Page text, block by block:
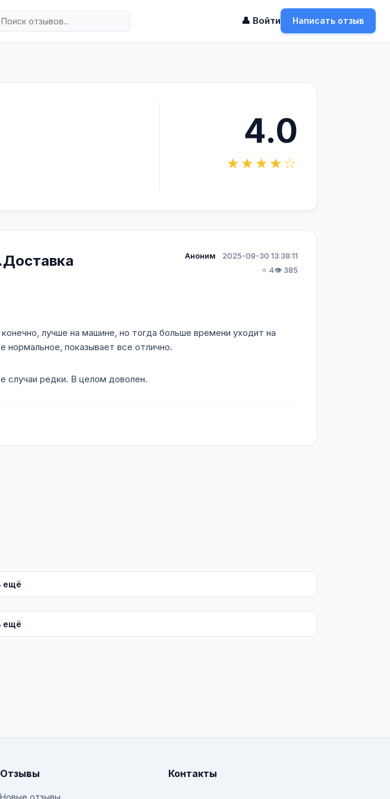
👤 Войти Написать отзыв
4.0
★★★★☆
Аноним
2025-09-30 13:38:11
⭐ 4👁️ 385
лучше на машине, но тогда больше времени уходит на
нормальное, показывает все отлично.
случаи редки. В целом доволен.
ещё
ещё
Отзывы
Новые отзывы
Контакты